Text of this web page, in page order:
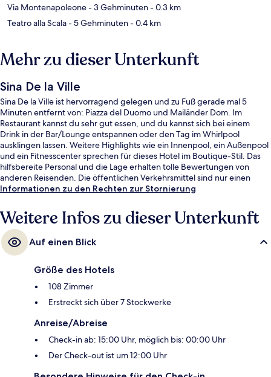
Via Montenapoleone- 3 Gehminuten- 0.3 km
Teatro alla Scala- 5 Gehminuten- 0.4 km
Mehr zu dieser Unterkunft
Sina De la Ville
Sina De la Ville ist hervorragend gelegen und zu Fuß gerade mal 5
Minuten entfernt von: Piazza del Duomo und Mailänder Dom. Im
Restaurant kannst du sehr gut essen, und du kannst sich bei einem
Drink in der Bar/Lounge entspannen oder den Tag im Whirlpool
ausklingen lassen. Weitere Highlights wie ein Innenpool, ein Außenpool
und ein Fitnesscenter sprechen für dieses Hotel im Boutique-Stil. Das
hilfsbereite Personal und die Lage erhalten tolle Bewertungen von
anderen Reisenden. Die öffentlichen Verkehrsmittel sind nur einen
kurzen Fußmarsch entfernt: Zur Metrostation Duomo sind es 3 Minuten
Informationen zu den Rechten zur Stornierung
Weitere Infos zu dieser Unterkunft
Auf einen Blick
Größe des Hotels
108 Zimmer
Erstreckt sich über 7 Stockwerke
Anreise/Abreise
Check-in ab: 15:00 Uhr, möglich bis: 00:00 Uhr
Der Check-out ist um 12:00 Uhr